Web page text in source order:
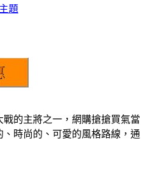
題
的主將之一，網購搶搶買氣當
時尚的、可愛的風格路線，通